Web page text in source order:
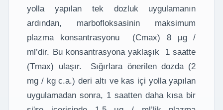
yolla yapılan tek dozluk uygulamanın
ardından, marbofloksasinin maksimum
plazma konsantrasyonu (Cmax) 8 µg /
ml’dir. Bu konsantrasyona yaklaşık 1 saatte
(Tmax) ulaşır. Sığırlara önerilen dozda (2
mg / kg c.a.) deri altı ve kas içi yolla yapılan
uygulamadan sonra, 1 saatten daha kısa bir